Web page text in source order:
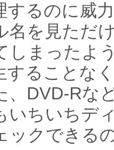
するのに威
名を見ただ
しまったよ
することな
、DVD-Rな
いちいちデ
ックできる